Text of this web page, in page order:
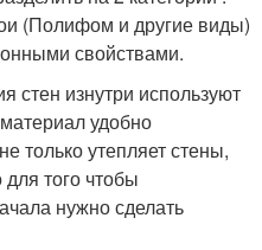
(Полифом и другие виды)
свойствами.
стен изнутри используют
удобно
только утепляет стены,
того чтобы
нужно сделать